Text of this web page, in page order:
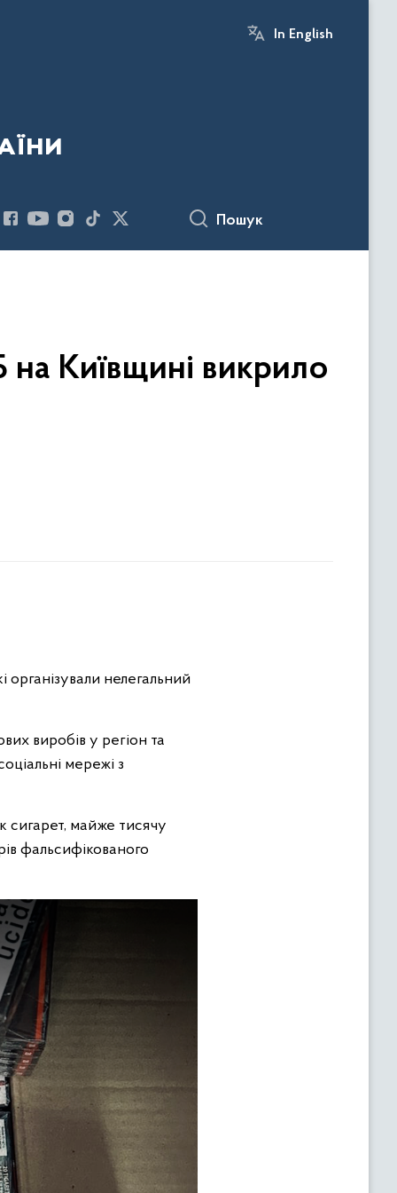
In English
Пошук
Київщині викрило
організували нелегальний
виробів у регіон та
мережі з
сигарет, майже тисячу
фальсифікованого